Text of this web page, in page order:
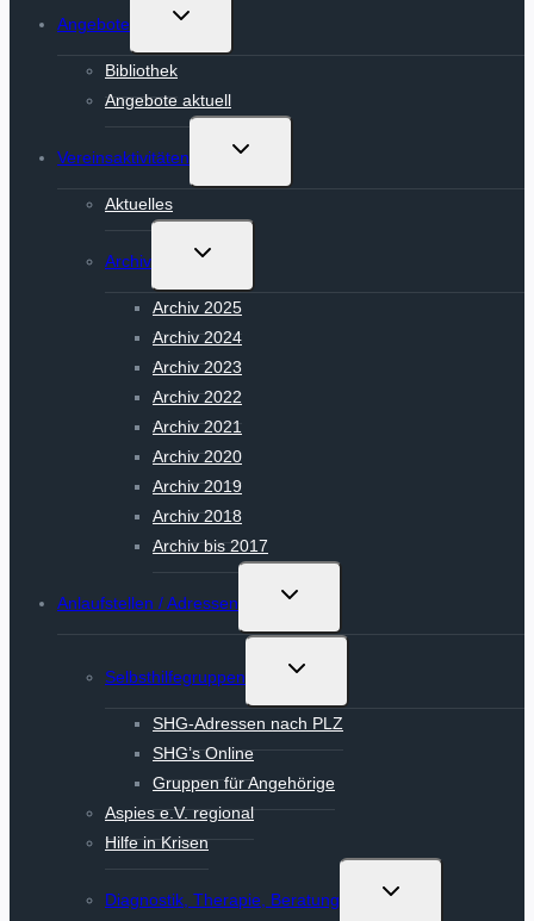
Angebote
Untermenü
Bibliothek
Angebote aktuell
Vereinsaktivitäten
Untermenü
Aktuelles
Archiv
Untermenü
Archiv 2025
Archiv 2024
Archiv 2023
Archiv 2022
Archiv 2021
Archiv 2020
Archiv 2019
Archiv 2018
Archiv bis 2017
Anlaufstellen / Adressen
Untermenü
Selbsthilfegruppen
Untermenü
SHG-Adressen nach PLZ
SHG’s Online
Gruppen für Angehörige
Aspies e.V. regional
Hilfe in Krisen
Diagnostik, Therapie, Beratung
Untermenü